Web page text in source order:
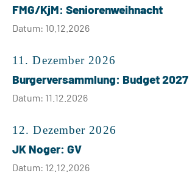
FMG/KjM: Seniorenweihnacht
Datum: 10.12.2026
11. Dezember 2026
Burgerversammlung: Budget 2027
Datum: 11.12.2026
12. Dezember 2026
JK Noger: GV
Datum: 12.12.2026